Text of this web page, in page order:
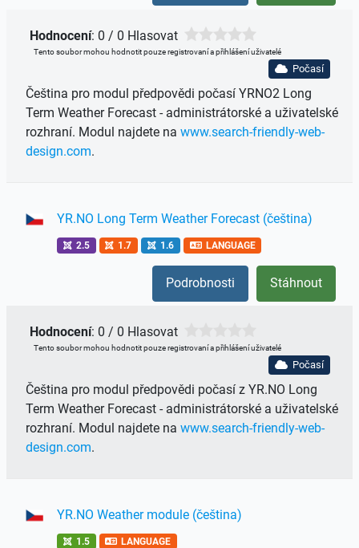
Hodnocení: 0 / 0 Hlasovat
Tento soubor mohou hodnotit pouze registrovaní a přihlášení uživatelé
Počasí
Čeština pro modul předpovědi počasí YRNO2 Long
Term Weather Forecast - administrátorské a uživatelské
rozhraní. Modul najdete na www.search-friendly-web-
design.com.
YR.NO Long Term Weather Forecast (čeština)
2.5 1.7 1.6 LANGUAGE
Stáhnout
Podrobnosti
Hodnocení: 0 / 0 Hlasovat
Tento soubor mohou hodnotit pouze registrovaní a přihlášení uživatelé
Počasí
Čeština pro modul předpovědi počasí z YR.NO Long
Term Weather Forecast - administrátorské a uživatelské
rozhraní. Modul najdete na www.search-friendly-web-
design.com.
YR.NO Weather module (čeština)
1.5 LANGUAGE